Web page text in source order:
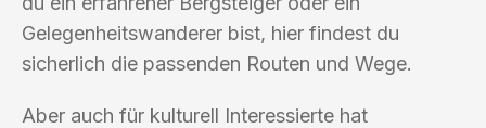
Gelegenheitswanderer bist, hier findest du
sicherlich die passenden Routen und Wege.
Aber auch für kulturell Interessierte hat